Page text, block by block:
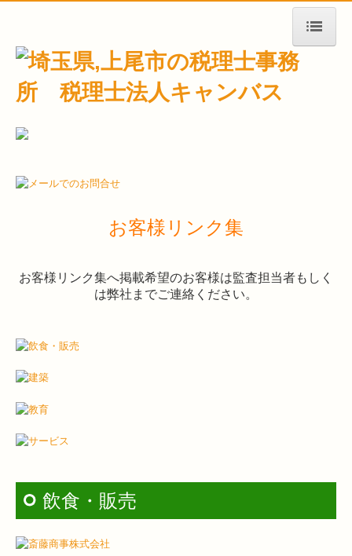
ホーム
事務所紹介
お客様リンク集
掲載情報
税務・会計
早期経営改善計画の策定支援
金融機関の皆様へ
補助金・助成金・融資情報
お客様リンク集
お客様リンク集へ掲載希望のお客様は監査担当者もしく
は弊社までご連絡ください。
飲食・販売